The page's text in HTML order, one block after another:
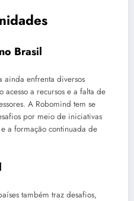
Brasil
ainda enfrenta diversos
a recursos e a falta de
A Robomind tem se
por meio de iniciativas
a formação continuada de
também traz desafios,